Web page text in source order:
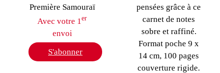
Première Samouraï
Avec votre 1er
envoi
S'abonner
pensées grâce à ce
carnet de notes
sobre et raffiné.
Format poche 9 x
14 cm, 100 pages
couverture rigide.